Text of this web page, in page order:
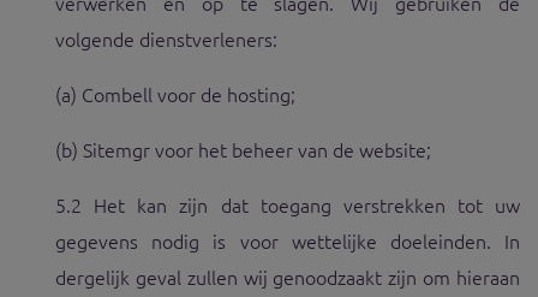
volgende dienstverleners:
(a) Combell voor de hosting;
(b) Sitemgr voor het beheer van de website;
5.2 Het kan zijn dat toegang verstrekken tot uw
gegevens nodig is voor wettelijke doeleinden. In
dergelijk geval zullen wij genoodzaakt zijn om hieraan